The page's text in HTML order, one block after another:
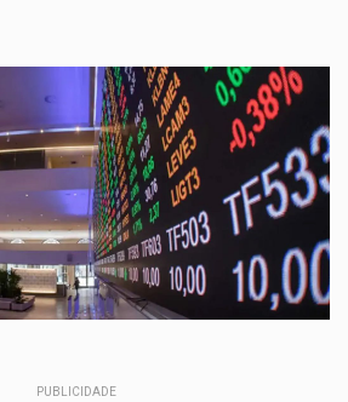
PUBLICIDADE